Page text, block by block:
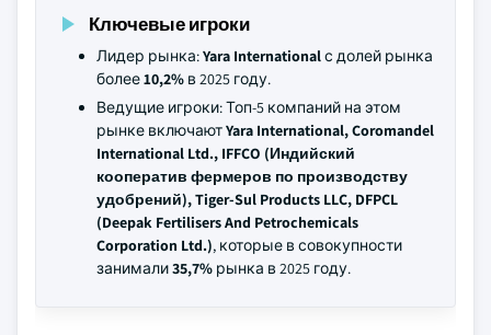
Ключевые игроки
Лидер рынка:Yara Internationalс долей рынка
более10,2% в 2025 году.
Ведущие игроки: Топ-5 компаний на этом
рынке включаютYara International, Coromandel
International Ltd., IFFCO (Индийский
кооператив фермеров по производству
удобрений), Tiger-Sul Products LLC, DFPCL
(Deepak Fertilisers And Petrochemicals
Corporation Ltd.), которые в совокупности
занимали35,7% рынка в 2025 году.